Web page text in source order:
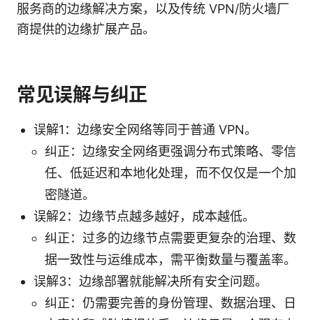
服务商的边缘解决方案，以及传统 VPN/防火墙厂
商提供的边缘扩展产品。
常见误解与纠正
误解1：边缘安全网络等同于普通 VPN。
纠正：边缘安全网络更强调分布式策略、零信
任、低延迟和本地化处理，而不仅仅是一个加
密隧道。
误解2：边缘节点越多越好，成本越低。
纠正：过多的边缘节点需要更复杂的治理、数
据一致性与运维成本，需平衡数量与覆盖率。
误解3：边缘部署就能解决所有安全问题。
纠正：仍需要完善的身份管理、数据治理、日